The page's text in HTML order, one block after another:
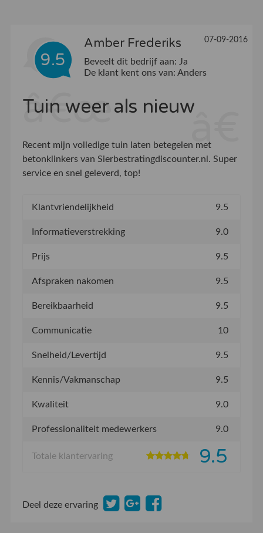
9.5
Amber Frederiks 07-09-2016
Beveelt dit bedrijf aan: Ja
De klant kent ons van: Anders
Tuin weer als nieuw
Recent mijn volledige tuin laten betegelen met
betonklinkers van Sierbestratingdiscounter.nl. Super
service en snel geleverd, top!
Klantvriendelijkheid 9.5
Informatieverstrekking 9.0
Prijs 9.5
Afspraken nakomen 9.5
Bereikbaarheid 9.5
Communicatie 10
Snelheid/Levertijd 9.5
Kennis/Vakmanschap 9.5
Kwaliteit 9.0
Professionaliteit medewerkers 9.0
Totale klantervaring 9.5
Deel deze ervaring